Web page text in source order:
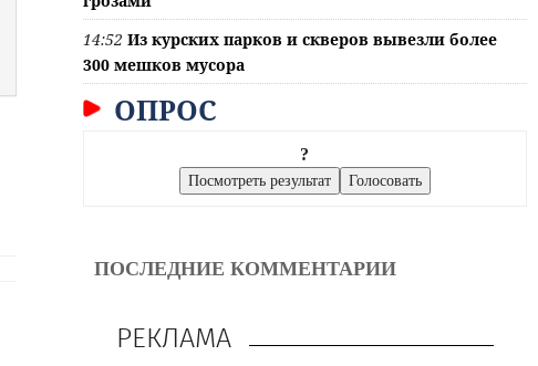
14:52 Из курских парков и скверов вывезли более
300 мешков мусора
ОПРОС
?
ПОСЛЕДНИЕ КОММЕНТАРИИ
РЕКЛАМА